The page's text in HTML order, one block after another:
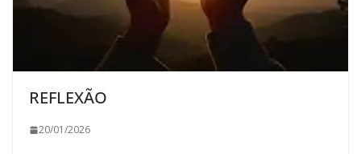
REFLEXÃO
20/01/2026